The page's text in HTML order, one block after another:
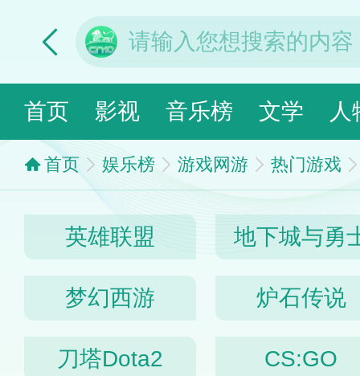
首页 影视 音乐榜 文学 人
首页 娱乐榜 游戏网游 热门游戏
英雄联盟 地下城与勇
梦幻西游 炉石传说
刀塔Dota2 CS:GO